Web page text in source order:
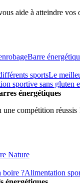
aide à atteindre vos
Barre
sportsLe
sportive sans gluten
énergétiques
une compétition réussis
Nature
boire ?Alimentation